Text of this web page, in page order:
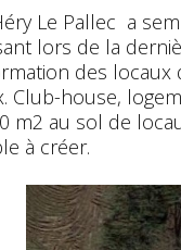
Le Pallec a
lors de la
des locaux
Club-house,
m2 au sol de
à créer.